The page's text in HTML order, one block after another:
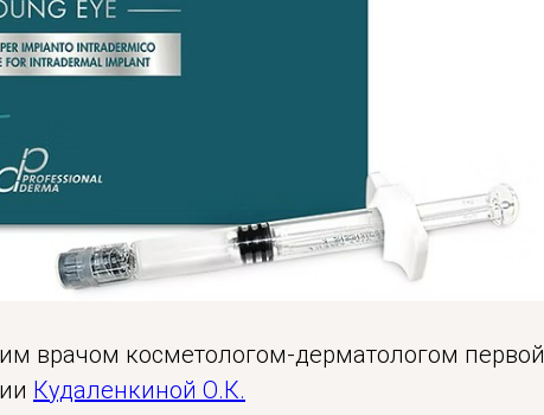
врачом косметологом-дерматологом первой
Кудаленкиной О.К.